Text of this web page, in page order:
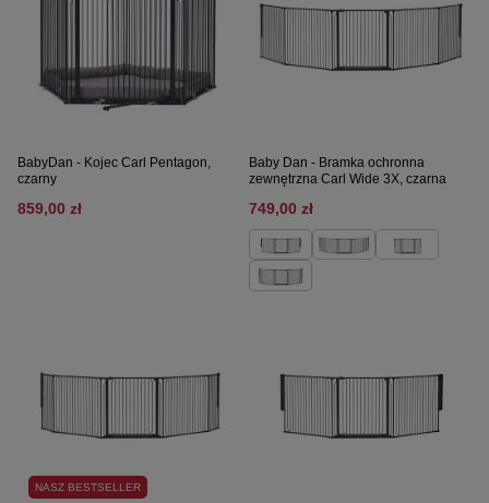
BabyDan - Kojec Carl Pentagon,
czarny
859,00 zł
Baby Dan - Bramka ochronna
zewnętrzna Carl Wide 3X, czarna
749,00 zł
NASZ BESTSELLER